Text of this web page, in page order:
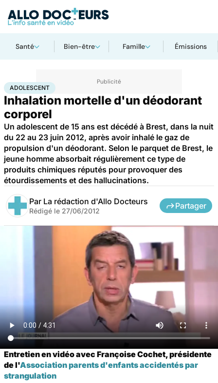
Santé Bien-être Famille Émissions
AccueilSantéMaladies Drogues et addictions
ADOLESCENT
Inhalation mortelle d'un déodorant
corporel
Un adolescent de 15 ans est décédé à Brest, dans la nuit
du 22 au 23 juin 2012, après avoir inhalé le gaz de
propulsion d'un déodorant. Selon le parquet de Brest, le
jeune homme absorbait régulièrement ce type de
produits chimiques réputés pour provoquer des
étourdissements et des hallucinations.
Par La rédaction d'Allo Docteurs
Rédigé le 27/06/2012
Partager
Entretien en vidéo avec Françoise Cochet, présidente
de l'Association parents d'enfants accidentés par
strangulation